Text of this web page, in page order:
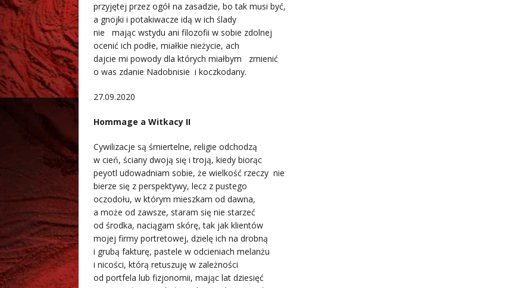
przyjętej przez ogół na zasadzie, bo tak musi być,
a gnojki i potakiwacze idą w ich ślady
nie mając wstydu ani filozofii w sobie zdolnej
ocenić ich podłe, miałkie nieżycie, ach
dajcie mi powody dla których miałbym zmienić
o was zdanie Nadobnisie i koczkodany.
27.09.2020
Hommage a Witkacy II
Cywilizacje są śmiertelne, religie odchodzą
w cień, ściany dwoją się i troją, kiedy biorąc
peyotl udowadniam sobie, że wielkość rzeczy nie
bierze się z perspektywy, lecz z pustego
oczodołu, w którym mieszkam od dawna,
a może od zawsze, staram się nie starzeć
od środka, naciągam skórę, tak jak klientów
mojej firmy portretowej, dzielę ich na drobną
i grubą fakturę, pastele w odcieniach melanżu
i nicości, którą retuszuję w zależności
od portfela lub fizjonomii, mając lat dziesięć